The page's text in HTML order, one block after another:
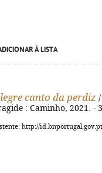
À LISTA
canto da perdiz
: Caminho, 2021. -
http://